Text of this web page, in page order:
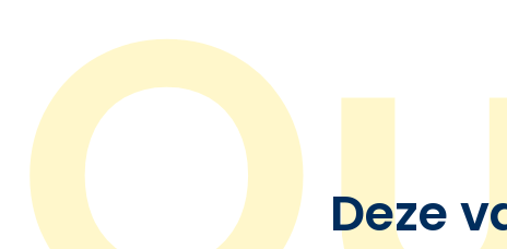
Deze